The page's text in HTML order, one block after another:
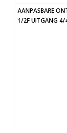
AANPASBARE
1/2F UITGANG 4/